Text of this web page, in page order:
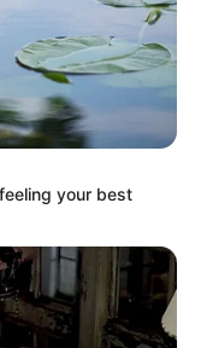
your best